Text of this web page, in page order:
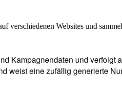
verschiedenen Websites und
Kampagnendaten und verfolgt
weist eine zufällig generierte